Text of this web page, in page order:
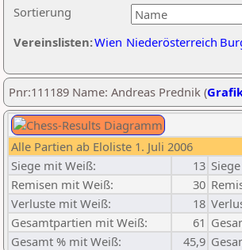
Sortierung
Vereinslisten:Wien Niederösterreich
Pnr:111189 Name: Andreas Prednik (
Alle Partien ab Eloliste 1. Juli 2006
Siege mit Weiß:
13
Remisen mit Weiß:
30
Verluste mit Weiß:
18
Gesamtpartien mit Weiß:
61
Gesamt % mit Weiß:
45,9